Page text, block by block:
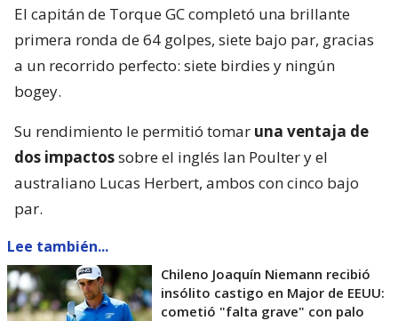
El capitán de Torque GC completó una brillante
primera ronda de 64 golpes, siete bajo par, gracias
a un recorrido perfecto: siete birdies y ningún
bogey.
Su rendimiento le permitió tomar una ventaja de
dos impactossobre el inglés Ian Poulter y el
australiano Lucas Herbert, ambos con cinco bajo
par.
Lee también...
Chileno Joaquín Niemann recibió
insólito castigo en Major de EEUU:
cometió "falta grave" con palo